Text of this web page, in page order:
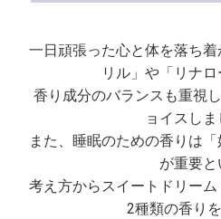
一日頑張った心と体を落ち
リル」や「リナロ
香り成分のバランスも重視
ョイスしま
また、睡眠のための香りは
が重要と
考え方からスイートドリー
2種類の香りを